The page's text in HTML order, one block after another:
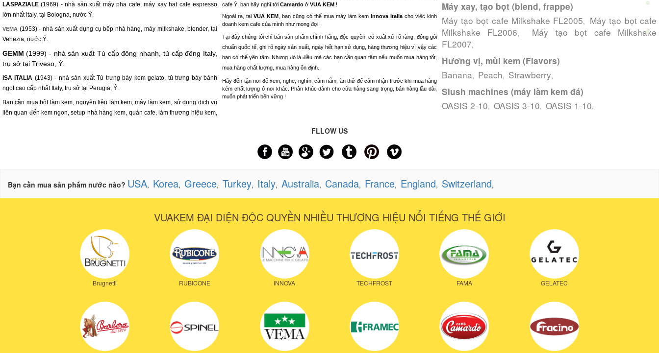
LASPAZIALE (1969) - nhà sản xuất máy pha cafe, máy xay hạt cafe espresso
lớn nhất Italy, tại Bologna, nước Ý.
VEMA (1953) - nhà sản xuất dụng cụ bếp nhà hàng, máy milkshake, blender, tại
Venezia, nước Ý.
GEMM (1999) - nhà sản xuất Tủ cấp đông nhanh, tủ cấp đông Italy,
trụ sở tại Triveso, Ý.
ISA ITALIA (1943) - nhà sản xuất Tủ trưng bày kem gelato, tủ trưng bày bánh
ngọt cao cấp nhất Italy, trụ sở tại Perugia, Ý.
Bạn cần mua bột làm kem, nguyên liệu làm kem, máy làm kem, sử dụng dịch vụ
liên quan đến kem ngon, setup nhà hàng kem, quán cafe, làm thương hiệu kem,
cafe Ý, bạn hãy nghĩ tới Camardo ở VUA KEM !
Ngoài ra, tại VUA KEM , bạn cũng có thể mua máy làm kem Innova Italia cho việc kinh
doanh kem cafe của mình như mong đợi.
Tại đây chúng tôi chỉ bán sản phẩm chính hãng, độc quyền, có xuất xứ rõ ràng, đóng gói
chuẩn quốc tế, ghi rõ ngày sản xuất, ngày hết hạn sử dụng, hàng thương hiệu vì vậy các
bạn có thể yên tâm. Nhưng đó là điều mà các bạn cần quan tâm nếu muốn mua hàng tốt,
mua hàng chất lượng, mua hàng ổn định.
Hãy đến tận nơi để xem, nghe, nghìn, cầm nắm, ăn thử để cảm nhận trước khi mua hàng
kém chất lượng ở nơi khác. Phân khúc dành cho cửa hàng sang trọng, bán hàng lầu dài,
muốn phát triển bền vững !
Máy xay, tạo bọt (blend, frappe)
Máy tạo bọt cafe Milkshake FL2005, Máy tạo bọt cafe
Milkshake FL2006, Máy tạo bọt cafe Milkshake
FL2007,
Hương vị, mùi kem (Flavors)
Banana, Peach, Strawberry,
Slush machines (máy làm kem đá)
OASIS 2-10, OASIS 3-10, OASIS 1-10,
FLLOW US
Bạn cần mua sản phẩm nước nào? USA, Korea, Greece, Turkey, Italy, Australia, Canada, France, England, Switzerland,
VUAKEM ĐẠI DIỆN ĐỘC QUYỀN NHIỀU THƯƠNG HIỆU NỔI TIẾNG THẾ GIỚI
Brugnetti RUBICONE INNOVA TECHFROST FAMA GELATEC